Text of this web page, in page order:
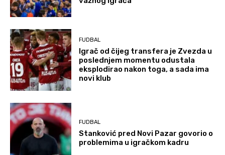
FUDBAL
Igrač od čijeg transfera je Zvezda u
poslednjem momentu odustala
eksplodirao nakon toga, a sada ima
novi klub
FUDBAL
Stanković pred Novi Pazar govorio o
problemima u igračkom kadru